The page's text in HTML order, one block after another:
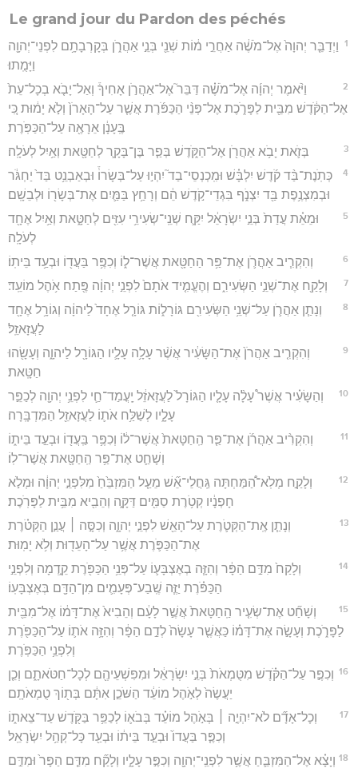
Le grand jour du Pardon des péchés
1
וַיְדַבֵּ֤ר יְהוָה֙ אֶל־מֹשֶׁ֔ה אַחֲרֵ֣י מ֔וֹת שְׁנֵ֖י בְּנֵ֣י אַהֲרֹ֑ן בְּקָרְבָתָ֥ם לִפְנֵי־יְהוָ֖ה
וַיָּמֻֽתוּ׃
2
וַיֹּ֨אמֶר יְהוָ֜ה אֶל־מֹשֶׁ֗ה דַּבֵּר֮ אֶל־אַהֲרֹ֣ן אָחִיךָ֒ וְאַל־יָבֹ֤א בְכָל־עֵת֙
אֶל־הַקֹּ֔דֶשׁ מִבֵּ֖ית לַפָּרֹ֑כֶת אֶל־פְּנֵ֨י הַכַּפֹּ֜רֶת אֲשֶׁ֤ר עַל־הָאָרֹן֙ וְלֹ֣א יָמ֔וּת כִּ֚י
בֶּֽעָנָ֔ן אֵרָאֶ֖ה עַל־הַכַּפֹּֽרֶת׃
3 בְּזֹ֛את יָבֹ֥א אַהֲרֹ֖ן אֶל־הַקֹּ֑דֶשׁ בְּפַ֧ר בֶּן־בָּקָ֛ר לְחַטָּ֖את וְאַ֥יִל לְעֹלָֽה׃
4
כְּתֹֽנֶת־בַּ֨ד קֹ֜דֶשׁ יִלְבָּ֗שׁ וּמִֽכְנְסֵי־בַד֮ יִהְי֣וּ עַל־בְּשָׂרוֹ֒ וּבְאַבְנֵ֥ט בַּד֙ יַחְגֹּ֔ר
וּבְמִצְנֶ֥פֶת בַּ֖ד יִצְנֹ֑ף בִּגְדֵי־קֹ֣דֶשׁ הֵ֔ם וְרָחַ֥ץ בַּמַּ֛יִם אֶת־בְּשָׂר֖וֹ וּלְבֵשָֽׁם׃
5
וּמֵאֵ֗ת עֲדַת֙ בְּנֵ֣י יִשְׂרָאֵ֔ל יִקַּ֛ח שְׁנֵֽי־שְׂעִירֵ֥י עִזִּ֖ים לְחַטָּ֑את וְאַ֥יִל אֶחָ֖ד
לְעֹלָֽה׃
6 וְהִקְרִ֧יב אַהֲרֹ֛ן אֶת־פַּ֥ר הַחַטָּ֖את אֲשֶׁר־ל֑וֹ וְכִפֶּ֥ר בַּעֲד֖וֹ וּבְעַ֥ד בֵּיתֽוֹ׃
7 וְלָקַ֖ח אֶת־שְׁנֵ֣י הַשְּׂעִירִ֑ם וְהֶעֱמִ֤יד אֹתָם֙ לִפְנֵ֣י יְהוָ֔ה פֶּ֖תַח אֹ֥הֶל מוֹעֵֽד׃
8
וְנָתַ֧ן אַהֲרֹ֛ן עַל־שְׁנֵ֥י הַשְּׂעִירִ֖ם גּוֹרָל֑וֹת גּוֹרָ֤ל אֶחָד֙ לַיהוָ֔ה וְגוֹרָ֥ל אֶחָ֖ד
לַעֲזָאזֵֽל׃
9
וְהִקְרִ֤יב אַהֲרֹן֙ אֶת־הַשָּׂעִ֔יר אֲשֶׁ֨ר עָלָ֥ה עָלָ֛יו הַגּוֹרָ֖ל לַיהוָ֑ה וְעָשָׂ֖הוּ
חַטָּֽאת׃
10
וְהַשָּׂעִ֗יר אֲשֶׁר֩ עָלָ֨ה עָלָ֤יו הַגּוֹרָל֙ לַעֲזָאזֵ֔ל יָֽעֳמַד־חַ֛י לִפְנֵ֥י יְהוָ֖ה לְכַפֵּ֣ר
עָלָ֑יו לְשַׁלַּ֥ח אֹת֛וֹ לַעֲזָאזֵ֖ל הַמִּדְבָּֽרָה׃
11
וְהִקְרִ֨יב אַהֲרֹ֜ן אֶת־פַּ֤ר הַֽחַטָּאת֙ אֲשֶׁר־ל֔וֹ וְכִפֶּ֥ר בַּֽעֲד֖וֹ וּבְעַ֣ד בֵּית֑וֹ
וְשָׁחַ֛ט אֶת־פַּ֥ר הַֽחַטָּ֖את אֲשֶׁר־לֽוֹ׃
12
וְלָקַ֣ח מְלֹֽא־הַ֠מַּחְתָּה גַּֽחֲלֵי־אֵ֞שׁ מֵעַ֤ל הַמִּזְבֵּ֙חַ֙ מִלִּפְנֵ֣י יְהוָ֔ה וּמְלֹ֣א
חָפְנָ֔יו קְטֹ֥רֶת סַמִּ֖ים דַּקָּ֑ה וְהֵבִ֖יא מִבֵּ֥ית לַפָּרֹֽכֶת׃
13
וְנָתַ֧ן אֶֽת־הַקְּטֹ֛רֶת עַל־הָאֵ֖שׁ לִפְנֵ֣י יְהוָ֑ה וְכִסָּ֣ה ׀ עֲנַ֣ן הַקְּטֹ֗רֶת
אֶת־הַכַּפֹּ֛רֶת אֲשֶׁ֥ר עַל־הָעֵד֖וּת וְלֹ֥א יָמֽוּת׃
14
וְלָקַח֙ מִדַּ֣ם הַפָּ֔ר וְהִזָּ֧ה בְאֶצְבָּע֛וֹ עַל־פְּנֵ֥י הַכַּפֹּ֖רֶת קֵ֑דְמָה וְלִפְנֵ֣י
הַכַּפֹּ֗רֶת יַזֶּ֧ה שֶֽׁבַע־פְּעָמִ֛ים מִן־הַדָּ֖ם בְּאֶצְבָּעֽוֹ׃
15
וְשָׁחַ֞ט אֶת־שְׂעִ֤יר הַֽחַטָּאת֙ אֲשֶׁ֣ר לָעָ֔ם וְהֵבִיא֙ אֶת־דָּמ֔וֹ אֶל־מִבֵּ֖ית
לַפָּרֹ֑כֶת וְעָשָׂ֣ה אֶת־דָּמ֗וֹ כַּאֲשֶׁ֤ר עָשָׂה֙ לְדַ֣ם הַפָּ֔ר וְהִזָּ֥ה אֹת֛וֹ עַל־הַכַּפֹּ֖רֶת
וְלִפְנֵ֥י הַכַּפֹּֽרֶת׃
16 וְכִפֶּ֣ר עַל־הַקֹּ֗דֶשׁ מִטֻּמְאֹת֙ בְּנֵ֣י יִשְׂרָאֵ֔ל וּמִפִּשְׁעֵיהֶ֖ם לְכָל־חַטֹּאתָ֑ם וְכֵ֤ן
יַעֲשֶׂה֙ לְאֹ֣הֶל מוֹעֵ֔ד הַשֹּׁכֵ֣ן אִתָּ֔ם בְּת֖וֹךְ טֻמְאֹתָֽם׃
17
וְכָל־אָדָ֞ם לֹא־יִהְיֶ֣ה ׀ בְּאֹ֣הֶל מוֹעֵ֗ד בְּבֹא֛וֹ לְכַפֵּ֥ר בַּקֹּ֖דֶשׁ עַד־צֵאת֑וֹ
וְכִפֶּ֤ר בַּעֲדוֹ֙ וּבְעַ֣ד בֵּית֔וֹ וּבְעַ֖ד כָּל־קְהַ֥ל יִשְׂרָאֵֽל׃
18 וְיָצָ֗א אֶל־הַמִּזְבֵּ֛חַ אֲשֶׁ֥ר לִפְנֵֽי־יְהוָ֖ה וְכִפֶּ֣ר עָלָ֑יו וְלָקַ֞ח מִדַּ֤ם הַפָּר֙ וּמִדַּ֣ם